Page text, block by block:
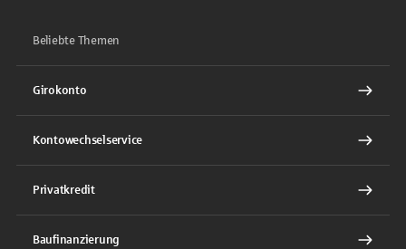
Beliebte Themen
Girokonto
Kontowechselservice
Privatkredit
Baufinanzierung